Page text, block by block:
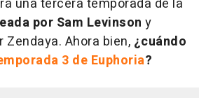
una tercera temporada de la
por Sam Levinson y
Ahora bien, ¿cuándo
3 de Euphoria?